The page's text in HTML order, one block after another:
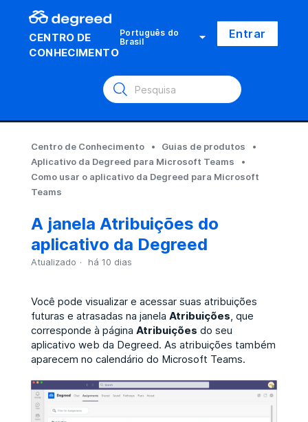
CENTRO DE
CONHECIMENTO
Português do
Brasil Entrar
Centro de Conhecimento
Guias de produtos
Aplicativo da Degreed para Microsoft Teams
Como usar o aplicativo da Degreed para Microsoft
Teams
A janela Atribuições do
aplicativo da Degreed
Atualizado há 10 dias
Você pode visualizar e acessar suas atribuições
futuras e atrasadas na janela Atribuições, que
corresponde à página Atribuições do seu
aplicativo web da Degreed. As atribuições também
aparecem no calendário do Microsoft Teams.